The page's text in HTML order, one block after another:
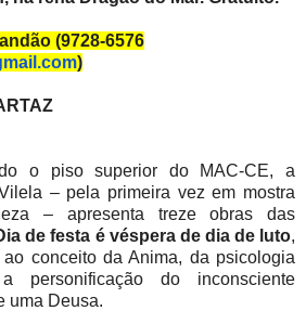
(9728-6576
)
o piso superior do MAC-CE, a
– pela primeira vez em mostra
– apresenta treze obras das
de festa é véspera de dia de luto,
conceito da Anima, da psicologia
personificação do inconsciente
uma Deusa.